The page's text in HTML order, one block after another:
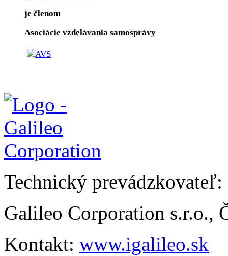
je členom
Asociácie vzdelávania samosprávy
Technický prevádzkovateľ:
Galileo Corporation s.r.o.,
Kontakt: www.igalileo.sk